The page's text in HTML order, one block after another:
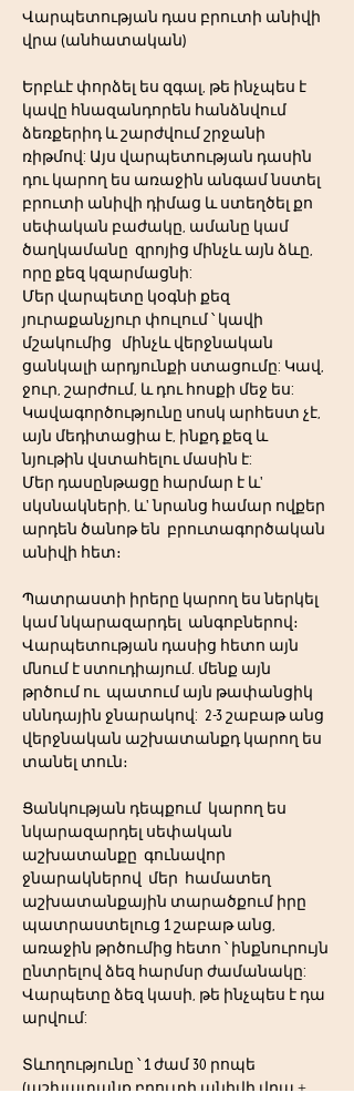
Վարպետության դաս բրուտի անիվի
վրա (անհատական)
Երբևէ փորձել ես զգալ, թե ինչպես է
կավը հնազանդորեն հանձնվում
ձեռքերիդ և շարժվում շրջանի
ռիթմով: Այս վարպետության դասին
դու կարող ես առաջին անգամ նստել
բրուտի անիվի դիմաց և ստեղծել քո
սեփական բաժակը, ամանը կամ
ծաղկամանը  զրոյից մինչև այն ձևը,
որը քեզ կզարմացնի:
Մեր վարպետը կօգնի քեզ
յուրաքանչյուր փուլում ՝ կավի
մշակումից   մինչև վերջնական
ցանկալի արդյունքի ստացումը: Կավ,
ջուր, շարժում, և դու հոսքի մեջ ես:
Կավագործությունը սոսկ արհեստ չէ,
այն մեդիտացիա է, ինքդ քեզ և
նյութին վստահելու մասին է:
Մեր դասընթացը հարմար է և'
սկսնակների, և' նրանց համար ովքեր
արդեն ծանոթ են  բրուտագործական
անիվի հետ։
Պատրաստի իրերը կարող ես ներկել
կամ նկարազարդել  անգոբներով։
Վարպետության դասից հետո այն
մնում է ստուդիայում. մենք այն
թրծում ու  պատում այն թափանցիկ
սննդային ջնարակով:  2-3 շաբաթ անց
վերջնական աշխատանքդ կարող ես
տանել տուն։
Ցանկության դեպքում  կարող ես
նկարազարդել սեփական
աշխատանքը  գունավոր
ջնարակներով  մեր  համատեղ
աշխատանքային տարածքում իրը
պատրաստելուց 1 շաբաթ անց,
առաջին թրծումից հետո ՝ ինքնուրույն
ընտրելով ձեզ հարմսր ժամանակը:
Վարպետը ձեզ կասի, թե ինչպես է դա
արվում:
Տևողությունը ՝ 1 ժամ 30 րոպե
(աշխատանք բրուտի անիվի վրա +